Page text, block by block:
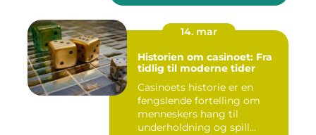
14. mar
Historien om casinoet: Fra
tidlig til moderne tider
Casinoets historie er en
fengslende fortelling om
menneskers hang til
underholdning og spill